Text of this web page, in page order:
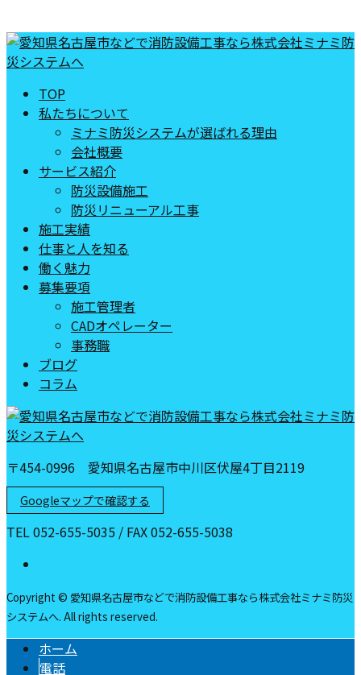
TOP
私たちについて
ミナミ防災システムが選ばれる理由
会社概要
サービス紹介
防災設備施工
防災リニューアル工事
施工実績
仕事と人を知る
働く魅力
募集要項
施工管理者
CADオペレーター
事務職
ブログ
コラム
〒454-0996 愛知県名古屋市中川区伏屋4丁目2119
Googleマップで確認する
TEL 052-655-5035 / FAX 052-655-5038
Copyright © 愛知県名古屋市などで消防設備工事なら株式会社ミナミ防災
システムへ. All rights reserved.
ホーム
電話